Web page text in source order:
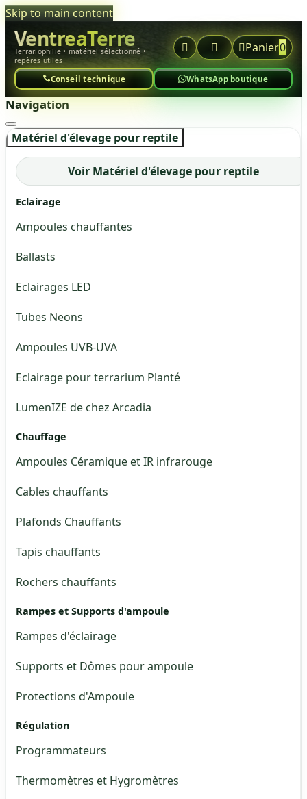
Skip to main content
VentreaTerre
Terrariophilie • matériel sélectionné •
repères utiles
  Panier0
Conseil technique WhatsApp boutique
Navigation
Matériel d'élevage pour reptile
Voir Matériel d'élevage pour reptile
Eclairage
Ampoules chauffantes
Ballasts
Eclairages LED
Tubes Neons
Ampoules UVB-UVA
Eclairage pour terrarium Planté
LumenIZE de chez Arcadia
Chauffage
Ampoules Céramique et IR infrarouge
Cables chauffants
Plafonds Chauffants
Tapis chauffants
Rochers chauffants
Rampes et Supports d'ampoule
Rampes d'éclairage
Supports et Dômes pour ampoule
Protections d'Ampoule
Régulation
Programmateurs
Thermomètres et Hygromètres